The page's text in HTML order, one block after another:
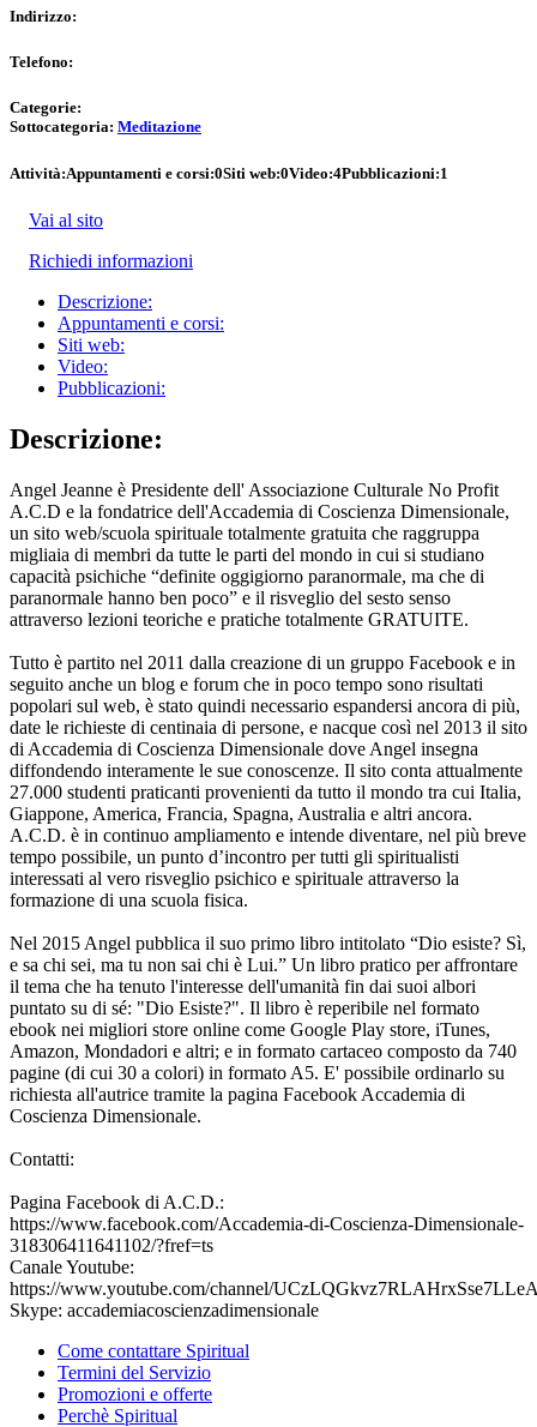
Indirizzo:
Telefono:
Categorie:
Sottocategoria: Meditazione
Attività:Appuntamenti e corsi:0Siti web:0Video:4Pubblicazioni:1
Vai al sito
Richiedi informazioni
Descrizione:
Appuntamenti e corsi:
Siti web:
Video:
Pubblicazioni:
Descrizione:
Angel Jeanne è Presidente dell' Associazione Culturale No Profit
A.C.D e la fondatrice dell'Accademia di Coscienza Dimensionale,
un sito web/scuola spirituale totalmente gratuita che raggruppa
migliaia di membri da tutte le parti del mondo in cui si studiano
capacità psichiche “definite oggigiorno paranormale, ma che di
paranormale hanno ben poco” e il risveglio del sesto senso
attraverso lezioni teoriche e pratiche totalmente GRATUITE.
Tutto è partito nel 2011 dalla creazione di un gruppo Facebook e in
seguito anche un blog e forum che in poco tempo sono risultati
popolari sul web, è stato quindi necessario espandersi ancora di più,
date le richieste di centinaia di persone, e nacque così nel 2013 il sito
di Accademia di Coscienza Dimensionale dove Angel insegna
diffondendo interamente le sue conoscenze. Il sito conta attualmente
27.000 studenti praticanti provenienti da tutto il mondo tra cui Italia,
Giappone, America, Francia, Spagna, Australia e altri ancora.
A.C.D. è in continuo ampliamento e intende diventare, nel più breve
tempo possibile, un punto d’incontro per tutti gli spiritualisti
interessati al vero risveglio psichico e spirituale attraverso la
formazione di una scuola fisica.
Nel 2015 Angel pubblica il suo primo libro intitolato “Dio esiste? Sì,
e sa chi sei, ma tu non sai chi è Lui.” Un libro pratico per affrontare
il tema che ha tenuto l'interesse dell'umanità fin dai suoi albori
puntato su di sé: "Dio Esiste?". Il libro è reperibile nel formato
ebook nei migliori store online come Google Play store, iTunes,
Amazon, Mondadori e altri; e in formato cartaceo composto da 740
pagine (di cui 30 a colori) in formato A5. E' possibile ordinarlo su
richiesta all'autrice tramite la pagina Facebook Accademia di
Coscienza Dimensionale.
Contatti:
Pagina Facebook di A.C.D.:
https://www.facebook.com/Accademia-di-Coscienza-Dimensionale-
318306411641102/?fref=ts
Canale Youtube:
https://www.youtube.com/channel/
Skype: accademiacoscienzadimensionale
Come contattare Spiritual
Termini del Servizio
Promozioni e offerte
Perchè Spiritual